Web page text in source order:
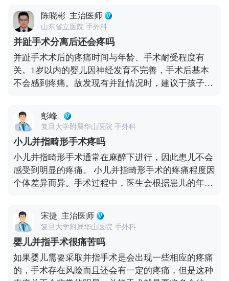
岁，一般对痛几乎没有很敏感的感觉，这时候神经系
统还在发育不是很完善，所以一岁之前、六个月之后
做手术的孩子几乎是没有痛感。 并指，考虑到婴儿还
太小，手术相对痛苦，先天性多指畸形的手术最好限
制在一岁以后。对于少数人来说，需要长时间观察手
的功能，以便准确地分开两个或更多的手指。手指间
的软组织可以切开，延长Z型皮肤或缺损创面完全植
痛苦，整个过程是无痛的。 三节拇术后三天开始保护
下指关节锻炼，术后一个半月拔除固定指骨的克氏
针，拇指外形及关节活动恢复都是比较好的。
大的手术，手术时间现在控制的比较好，把并指从切
皮一直到最后缝合完成包扎起来，就可以完成一个并
指的分指，因此手术的时间并不是那么的长，手术也
并不是那么的大。 具体治疗步骤主要分这三步：第一
步先是手指分离，然后进行连接部的重建，最后是因
手术缺损的皮肤需要进行重建。手术后，家属需要对
患者手部进行更好的护理和引导锻炼，让患者手部更
陈晓彬 主治医师
山东省立医院 手外科
并趾手术分离后还会疼吗
并趾手术术后的疼痛时间与年龄、手术耐受程度有
关。1岁以内的婴儿因神经发育不完善，手术后基本
不会感到疼痛。故发现有并趾情况时，建议于孩子6
说，家长一定要看护好，避免孩子因为疼痛，对手术
后脚趾作出不当行为，影响术后效果。 而且术后护理
非常关键，如果护理不当，脚趾有可能会长歪，还有
可能出现不必要的疤痕。这就要求家长一定要找靠谱
的医院。最好选择正规医院，操作更精细，术后进行
康复护理和指导，基本上就能减少疼痛感。当然由于
的人却没有太大感觉。
彭峰
复旦大学附属华山医院 手外科
小儿并指畸形手术疼吗
小儿并指畸形手术通常在麻醉下进行，因此患儿不会
感受到明显的疼痛。 小儿并指畸形手术的疼痛程度因
个体差异而异。手术过程中，医生会根据患儿的年
于较小的患儿，可能采用局部麻醉或基础麻醉，此时
可能会感到轻微不适。而对于较大的儿童或成人患
者，则可能需要全身麻醉。此外，手术后可能会给予
适当的止痛药物来减轻疼痛。 家长应密切关注患儿的
术后反应，并按医嘱给予止痛药物。同时，注意观察
宋捷 主治医师
复旦大学附属华山医院 手外科
婴儿并指手术很痛苦吗
如果婴儿需要采取并指手术是会出现一些相应的疼痛
的，手术存在风险而且还会有一定的疼痛，但是这种